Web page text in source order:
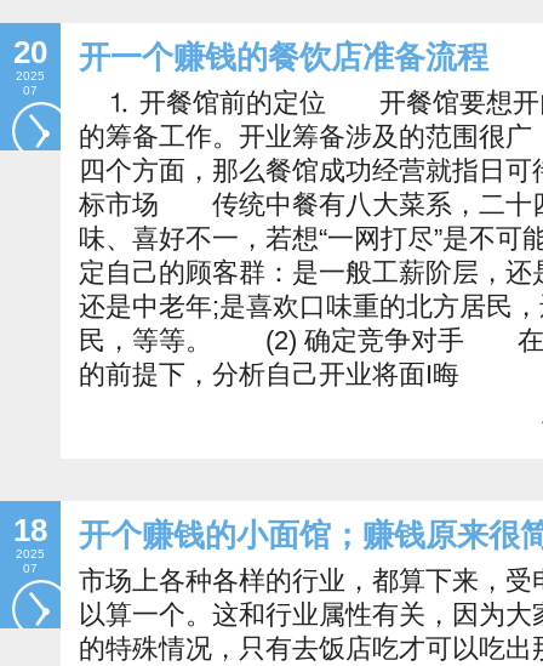
20
2025
07
开一个赚钱的餐饮店准备流程
⒈ 开餐馆前的定位 开餐馆要想开
的筹备工作。开业筹备涉及的范围很
四个方面，那么餐馆成功经营就指
标市场 传统中餐有八大菜系，二十
味、喜好不一，若想“一网打尽”是不可
定自己的顾客群：是一般工薪阶层，
还是中老年;是喜欢口味重的北方居民
民，等等。 (2) 确定竞争对手 在
的前提下，分析自己开业将面I晦
18
2025
07
开个赚钱的小面馆；赚钱原来很
市场上各种各样的行业，都算下来，
以算一个。这和行业属性有关，因为
的特殊情况，只有去饭店吃才可以吃